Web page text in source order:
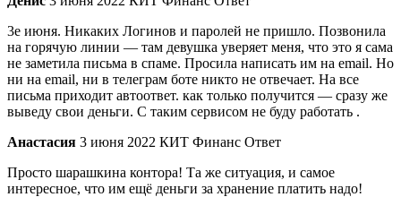
3е июня. Никаких Логинов и паролей не пришло. Позвонила
на горячую линии — там девушка уверяет меня, что это я сама
не заметила письма в спаме. Просила написать им на email. Но
ни на email, ни в телеграм боте никто не отвечает. На все
письма приходит автоответ. как только получится — сразу же
выведу свои деньги. С таким сервисом не буду работать .
Анастасия 3 июня 2022 КИТ Финанс Ответ
Просто шарашкина контора! Та же ситуация, и самое
интересное, что им ещё деньги за хранение платить надо!